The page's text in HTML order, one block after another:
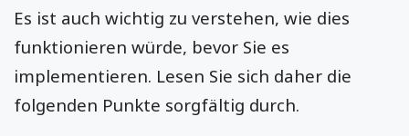
Es ist auch wichtig zu verstehen, wie dies
funktionieren würde, bevor Sie es
implementieren. Lesen Sie sich daher die
folgenden Punkte sorgfältig durch.